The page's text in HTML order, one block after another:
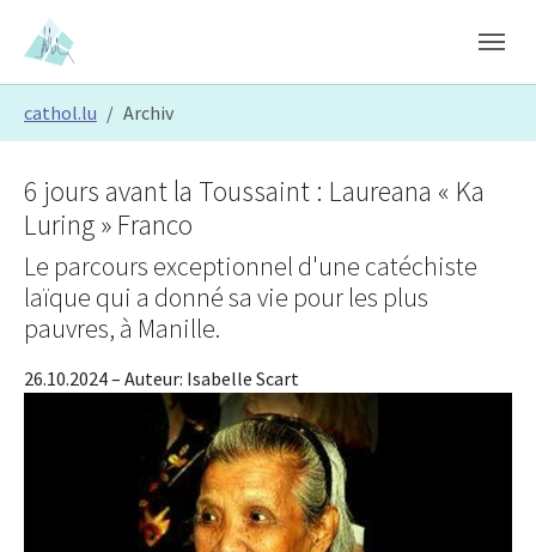
Skip to main content
Skip to page footer
cathol.lu Archiv
6 jours avant la Toussaint : Laureana « Ka
Luring » Franco
Le parcours exceptionnel d'une catéchiste
laïque qui a donné sa vie pour les plus
pauvres, à Manille.
26.10.2024– Auteur: Isabelle Scart